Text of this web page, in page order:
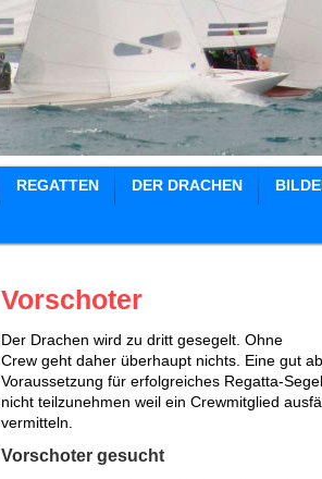
REGATTEN DER DRACHEN
Vorschoter
Der Drachen wird zu dritt gesegelt. Ohne
Crew geht daher überhaupt nichts. Eine gut
Voraussetzung für erfolgreiches Regatta-
nicht teilzunehmen weil ein Crewmitglied
vermitteln.
Vorschoter gesucht